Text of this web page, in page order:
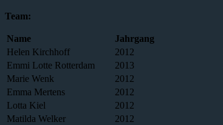
Team:
Name Jahrgang
Helen Kirchhoff
2012
Emmi Lotte Rotterdam
2013
Marie Wenk
2012
Emma Mertens
2012
Lotta Kiel
2012
Matilda Welker
2012